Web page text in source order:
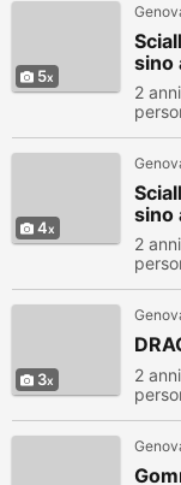
5
sino
2
4
sino
2
3 2